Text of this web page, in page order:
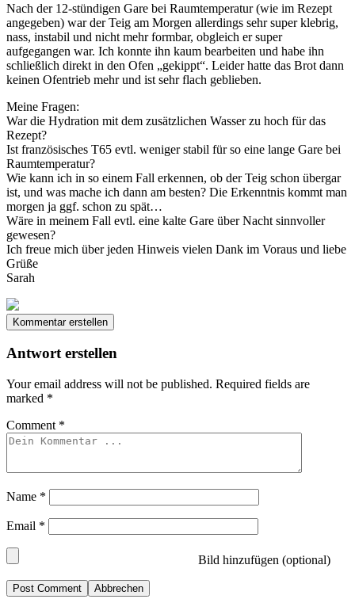
Nach der 12-stündigen Gare bei Raumtemperatur (wie im Rezept
angegeben) war der Teig am Morgen allerdings sehr super klebrig,
nass, instabil und nicht mehr formbar, obgleich er super
aufgegangen war. Ich konnte ihn kaum bearbeiten und habe ihn
schließlich direkt in den Ofen „gekippt“. Leider hatte das Brot dann
keinen Ofentrieb mehr und ist sehr flach geblieben.
Meine Fragen:
War die Hydration mit dem zusätzlichen Wasser zu hoch für das
Rezept?
Ist französisches T65 evtl. weniger stabil für so eine lange Gare bei
Raumtemperatur?
Wie kann ich in so einem Fall erkennen, ob der Teig schon übergar
ist, und was mache ich dann am besten? Die Erkenntnis kommt man
morgen ja ggf. schon zu spät…
Wäre in meinem Fall evtl. eine kalte Gare über Nacht sinnvoller
gewesen?
Ich freue mich über jeden Hinweis vielen Dank im Voraus und liebe
Grüße
Sarah
Kommentar erstellen
Antwort erstellen
Your email address will not be published. Required fields are
marked *
Comment *
Name *
Email *
Bild hinzufügen (optional)
Abbrechen